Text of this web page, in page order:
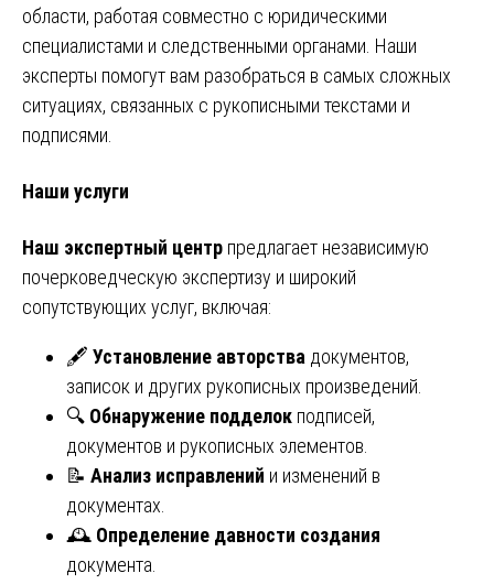
области, работая совместно с юридическими
специалистами и следственными органами. Наши
эксперты помогут вам разобраться в самых сложных
ситуациях, связанных с рукописными текстами и
подписями.
Наши услуги
Наш экспертный центр предлагает независимую
почерковедческую экспертизу и широкий
сопутствующих услуг, включая:
🖋️ Установление авторства документов,
записок и других рукописных произведений.
🔍 Обнаружение подделок подписей,
документов и рукописных элементов.
📝 Анализ исправлений и изменений в
документах.
🕰️ Определение давности создания
документа.